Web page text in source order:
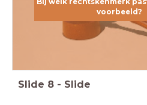
voorbeeld?
Slide 8 - Slide